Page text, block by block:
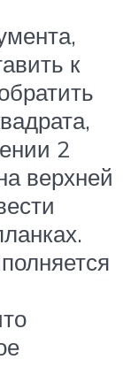
к
2
верхней